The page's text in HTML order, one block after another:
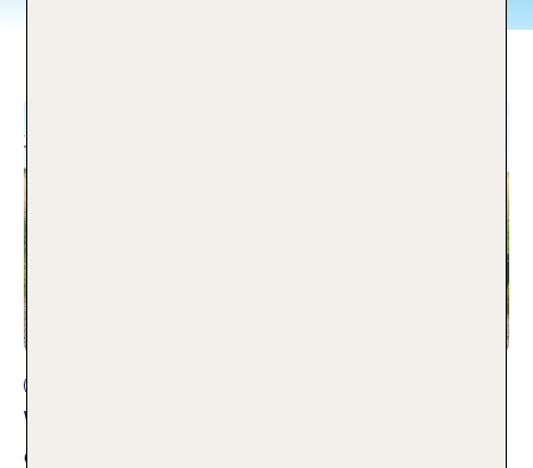
Welcher Koffer passt am besten zu
dir? Wir machen den Koffercheck!